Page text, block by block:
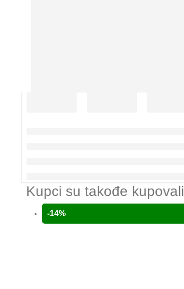
Kupci su takođe kupovali
-14%